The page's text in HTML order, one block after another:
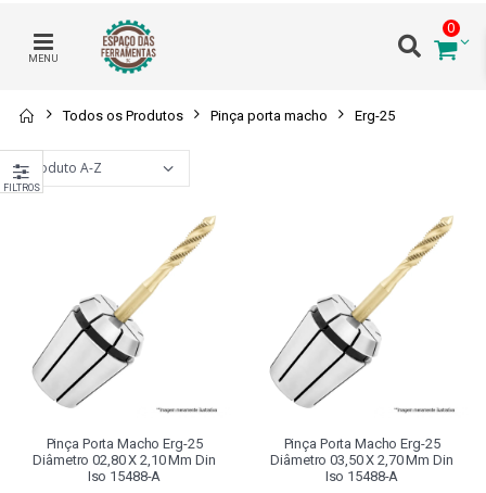
MENU
0
Todos os Produtos Pinça porta macho Erg-25
Pinça Porta Macho Erg-25
Diâmetro 02,80 X 2,10 Mm Din
Iso 15488-A
Pinça Porta Macho Erg-25
Diâmetro 03,50 X 2,70 Mm Din
Iso 15488-A
FILTROS